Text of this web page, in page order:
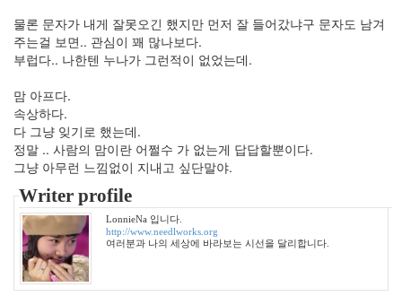
물론 문자가 내게 잘못오긴 했지만 먼저 잘 들어갔냐구 문자도 남겨
주는걸 보면.. 관심이 꽤 많나보다.
부럽다.. 나한텐 누나가 그런적이 없었는데.
맘 아프다.
속상하다.
다 그냥 잊기로 했는데.
정말 .. 사람의 맘이란 어쩔수 가 없는게 답답할뿐이다.
그냥 아무런 느낌없이 지내고 싶단말야.
Writer profile
LonnieNa 입니다.
http://www.needlworks.org
여러분과 나의 세상에 바라보는 시선을 달리합니다.
년
8
월
2009
년
9
월
3
2009
년
10
월
1
2009
년